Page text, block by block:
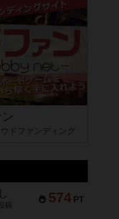
ドファンディング
574 PT
稿